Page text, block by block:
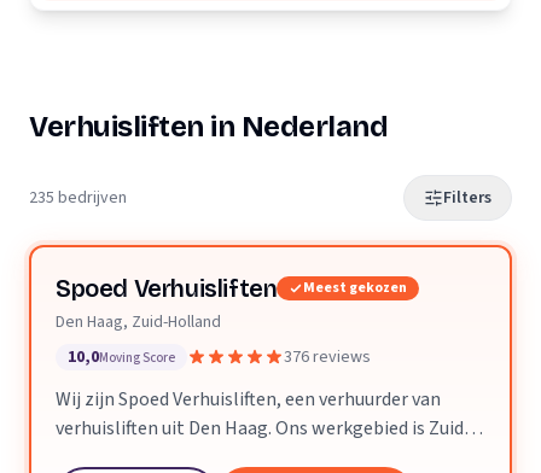
Verhuisliften in Nederland
235 bedrijven Filters
Spoed Verhuisliften Meest gekozen
Den Haag, Zuid-Holland
10,0Moving Score 376 reviews
Wij zijn Spoed Verhuisliften, een verhuurder van
verhuisliften uit Den Haag. Ons werkgebied is Zuid-